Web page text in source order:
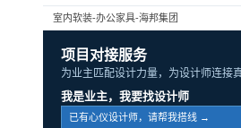
室内软装-办公家具-海邦集团
项目对接服务
为业主匹配设计力量，为设计师连接
我是业主，我要找设计师
已有心仪设计师，请帮我搭线 →